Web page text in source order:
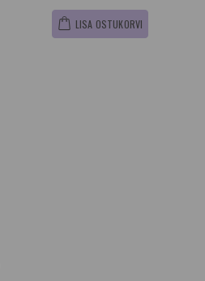
LISA OSTUKORVI